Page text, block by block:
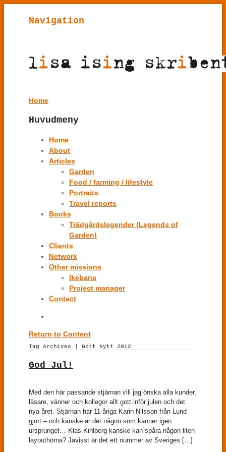
Navigation
Home
Huvudmeny
Home
About
Articles
Garden
Food / farming / lifestyle
Portraits
Travel reports
Books
Trädgårdslegender (Legends of
Garden)
Clients
Network
Other missions
Ikebana
Project manager
Contact
Return to Content
Tag Archives | Gott Nytt 2012
God Jul!
Med den här passande stjärnan vill jag önska alla kunder,
läsare, vänner och kollegor allt gott inför julen och det
nya året. Stjärnan har 11-åriga Karin Nilsson från Lund
gjort – och kanske är det någon som känner igen
ursprunget… Klas Kihlberg kanske kan spåra någon liten
layouthörna? Javisst är det ett nummer av Sveriges […]